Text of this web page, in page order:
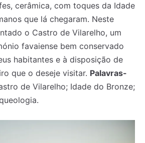
cerâmica, com toques da Idade
que lá chegaram. Neste
o Castro de Vilarelho, um
favaiense bem conservado
habitantes e à disposição de
que o deseje visitar. Palavras-
de Vilarelho; Idade do Bronze;